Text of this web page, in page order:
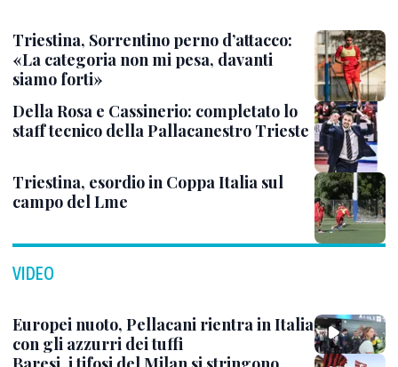
Triestina, Sorrentino perno d’attacco:
«La categoria non mi pesa, davanti
siamo forti»
Della Rosa e Cassinerio: completato lo
staff tecnico della Pallacanestro Trieste
Triestina, esordio in Coppa Italia sul
campo del Lme
VIDEO
Europei nuoto, Pellacani rientra in Italia
con gli azzurri dei tuffi